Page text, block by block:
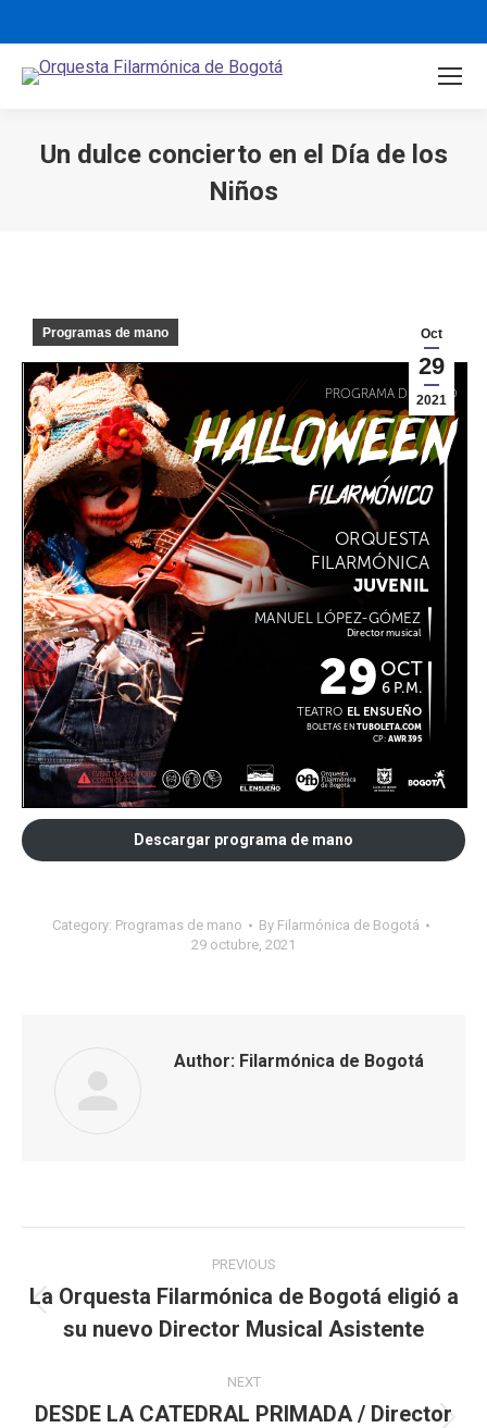
Un dulce concierto en el Día de los
Niños
Oct
29
2021
Programas de mano
Descargar programa de mano
Category: Programas de mano By Filarmónica de Bogotá
29 octubre, 2021
Author: Filarmónica de Bogotá
navigation
PREVIOUS
post:
La Orquesta Filarmónica de Bogotá eligió a
su nuevo Director Musical Asistente
NEXT
DESDE LA CATEDRAL PRIMADA / Director